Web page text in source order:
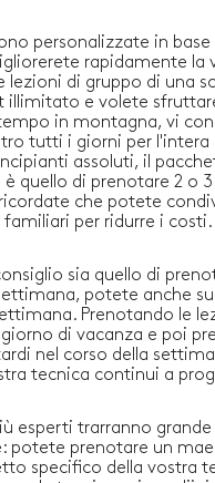
personalizzate in base
rapidamente la
lezioni di gruppo di una
illimitato e volete
in montagna, vi
tutti i giorni per l'intera
assoluti, il
quello di prenotare 2 o 3
che potete
per ridurre i costi.
sia quello di
potete anche
Prenotando le
di vacanza e poi
nel corso della
tecnica continui a
esperti trarranno
potete prenotare un
specifico della vostra